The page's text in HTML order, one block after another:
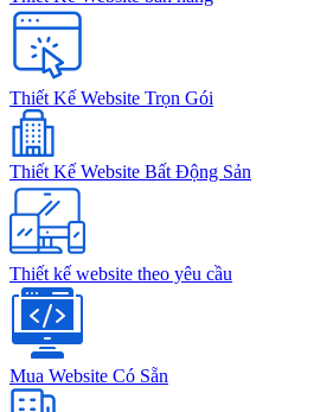
Thiết Kế Website Trọn Gói
Thiết Kế Website Bất Động Sản
Thiết kế website theo yêu cầu
Mua Website Có Sẵn